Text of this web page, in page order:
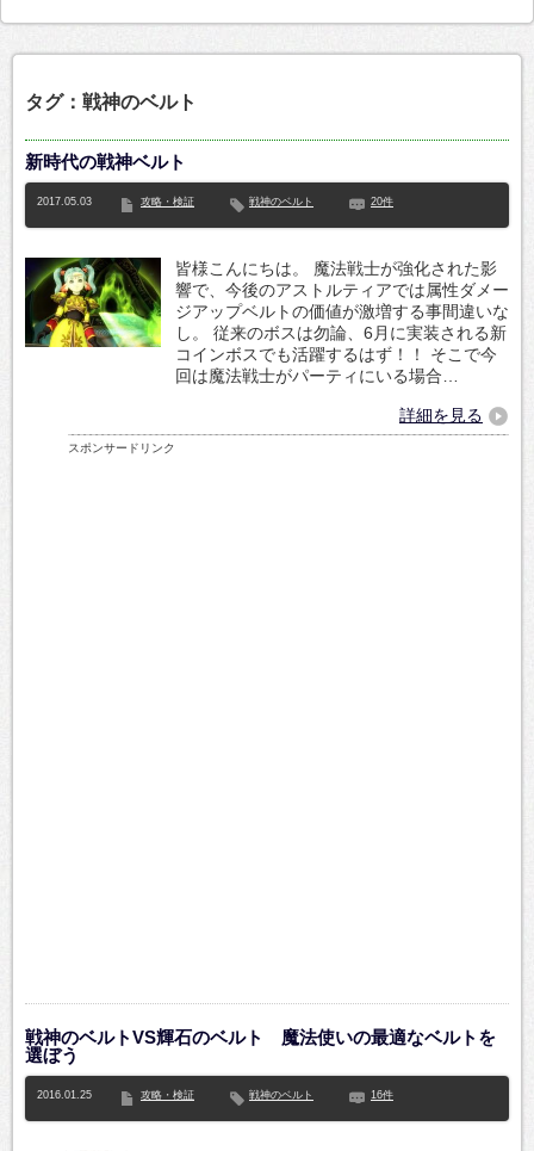
タグ：戦神のベルト
新時代の戦神ベルト
2017.05.03 攻略・検証 戦神のベルト 20件
皆様こんにちは。 魔法戦士が強化された影
響で、今後のアストルティアでは属性ダメー
ジアップベルトの価値が激増する事間違いな
し。 従来のボスは勿論、6月に実装される新
コインボスでも活躍するはず！！ そこで今
回は魔法戦士がパーティにいる場合…
詳細を見る
スポンサードリンク
戦神のベルトVS輝石のベルト 魔法使いの最適なベルトを
選ぼう
2016.01.25 攻略・検証 戦神のベルト 16件